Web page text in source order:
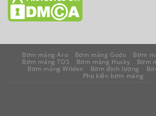
Bơm màng Aro Bơm màng Godo
Bơm
Bơm màng TDS
Bơm màng Husky
Bơm
Bơm màng Wilden
Bơm định lượng
Phụ kiện bơm màng